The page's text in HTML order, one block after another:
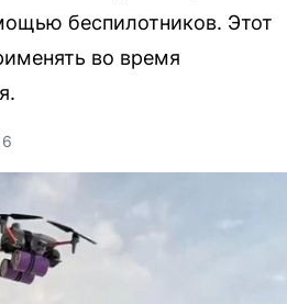
беспилотников. Этот
во время